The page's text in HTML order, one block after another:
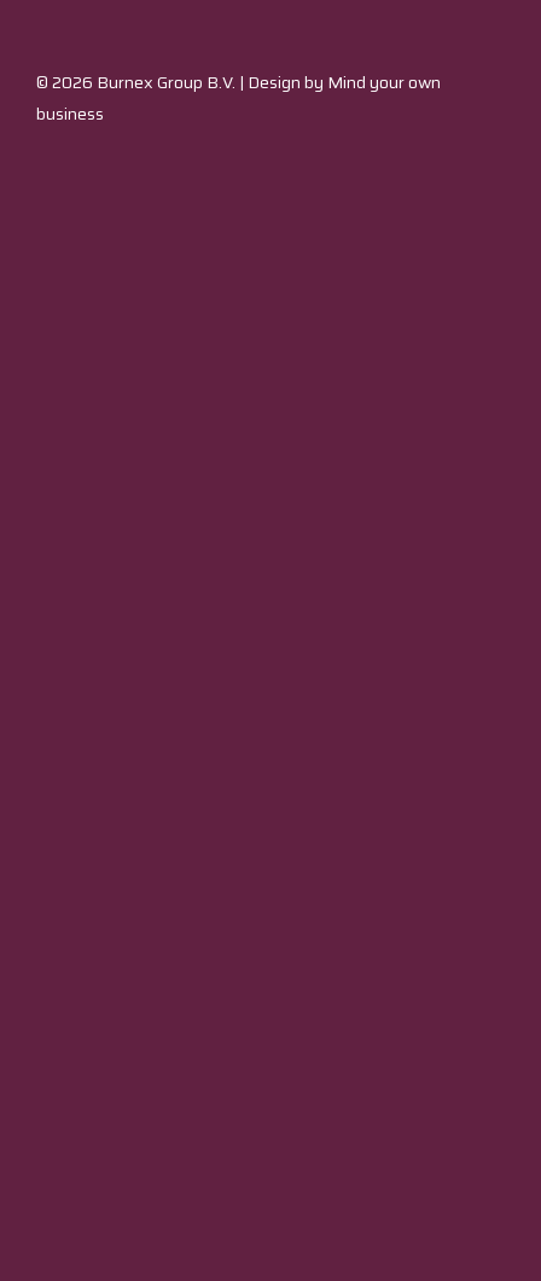
© 2026 Burnex Group B.V. | Design by Mind your own
business